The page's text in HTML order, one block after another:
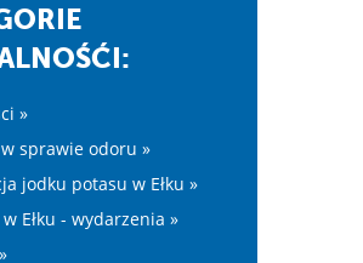
»
w sprawie odoru »
jodku potasu w Ełku »
Ełku - wydarzenia »